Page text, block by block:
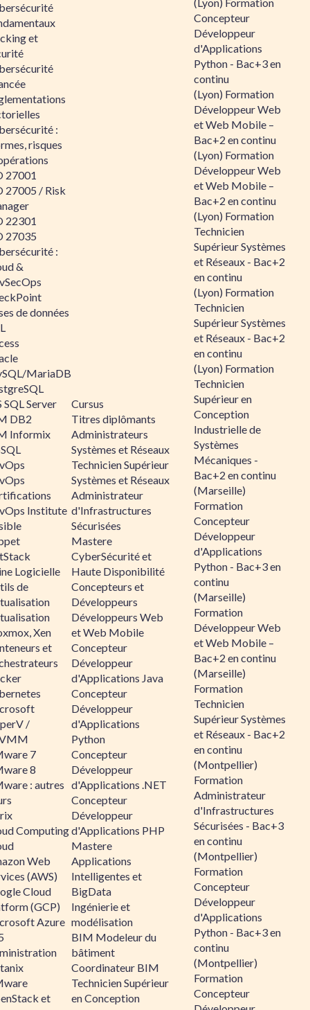
et
:
risques
27001
27005 / Risk
22301
27035
:
&
de données
MariaDB
SQL Server
DB2
Informix
Institute
Logicielle
de
Xen
et
/
7
8
: autres
Computing
Web
(AWS)
Cloud
(GCP)
Azure
et
Cursus
Titres diplômants
Administrateurs
Systèmes et Réseaux
Technicien Supérieur
Systèmes et Réseaux
Administrateur
d'Infrastructures
Sécurisées
Mastere
CyberSécurité et
Haute Disponibilité
Concepteurs et
Développeurs
Développeurs Web
et Web Mobile
Concepteur
Développeur
d'Applications Java
Concepteur
Développeur
d'Applications
Python
Concepteur
Développeur
d'Applications .NET
Concepteur
Développeur
d'Applications PHP
Mastere
Applications
Intelligentes et
BigData
Ingénierie et
modélisation
BIM Modeleur du
bâtiment
Coordinateur BIM
Technicien Supérieur
en Conception
Concepteur
Développeur
d'Applications
Python - Bac+3 en
continu
(Lyon) Formation
Développeur Web
et Web Mobile –
Bac+2 en continu
(Lyon) Formation
Développeur Web
et Web Mobile –
Bac+2 en continu
(Lyon) Formation
Technicien
Supérieur Systèmes
et Réseaux - Bac+2
en continu
(Lyon) Formation
Technicien
Supérieur Systèmes
et Réseaux - Bac+2
en continu
(Lyon) Formation
Technicien
Supérieur en
Conception
Industrielle de
Systèmes
Mécaniques -
Bac+2 en continu
(Marseille)
Formation
Concepteur
Développeur
d'Applications
Python - Bac+3 en
continu
(Marseille)
Formation
Développeur Web
et Web Mobile –
Bac+2 en continu
(Marseille)
Formation
Technicien
Supérieur Systèmes
et Réseaux - Bac+2
en continu
(Montpellier)
Formation
Administrateur
d'Infrastructures
Sécurisées - Bac+3
en continu
(Montpellier)
Formation
Concepteur
Développeur
d'Applications
Python - Bac+3 en
continu
(Montpellier)
Formation
Concepteur